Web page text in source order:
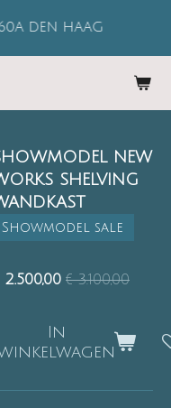
DEN HAAG
NEW
SHELVING
Showmodel sale
2.500,00 € 3.100,00
In